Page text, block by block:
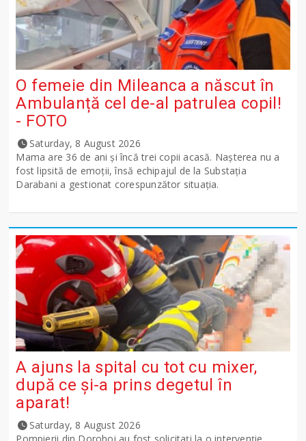
O femeie din Mileanca a născut în
Ambulanță cel de-al patrulea copil!
- FOTO
Saturday, 8 August 2026
Mama are 36 de ani și încă trei copii acasă. Nașterea nu a
fost lipsită de emoții, însă echipajul de la Substația
Darabani a gestionat corespunzător situația.
A ajuns la spital cu tot cu mixer,
după ce și-a prins degetul în
aparat!
Saturday, 8 August 2026
Pompierii din Dorohoi au fost solicitați la o intervenție